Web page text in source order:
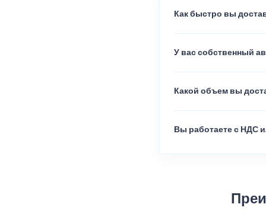
Как быстро вы
У вас собственный
Какой объем вы
Вы работаете с НДС